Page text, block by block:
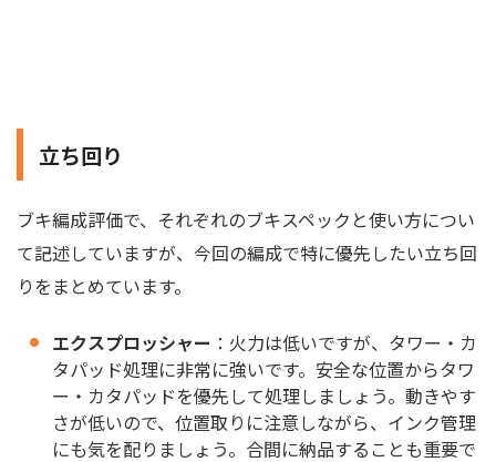
立ち回り
ブキ編成評価で、それぞれのブキスペックと使い方につい
て記述していますが、今回の編成で特に優先したい立ち回
りをまとめています。
エクスプロッシャー ：火力は低いですが、タワー・カ
タパッド処理に非常に強いです。安全な位置からタワ
ー・カタパッドを優先して処理しましょう。動きやす
さが低いので、位置取りに注意しながら、インク管理
にも気を配りましょう。合間に納品することも重要で